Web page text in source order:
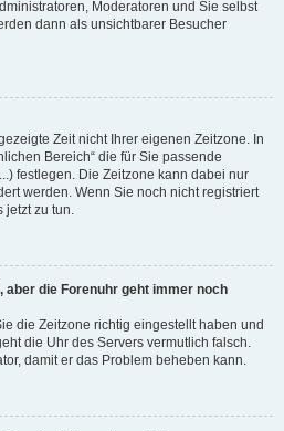
Moderatoren und Sie selbst
dann als unsichtbarer Besucher
Zeit nicht Ihrer eigenen Zeitzone. In
Bereich“ die für Sie passende
festlegen. Die Zeitzone kann dabei nur
werden. Wenn Sie noch nicht registriert
jetzt zu tun.
aber die Forenuhr geht immer noch
die Zeitzone richtig eingestellt haben und
die Uhr des Servers vermutlich falsch.
damit er das Problem beheben kann.